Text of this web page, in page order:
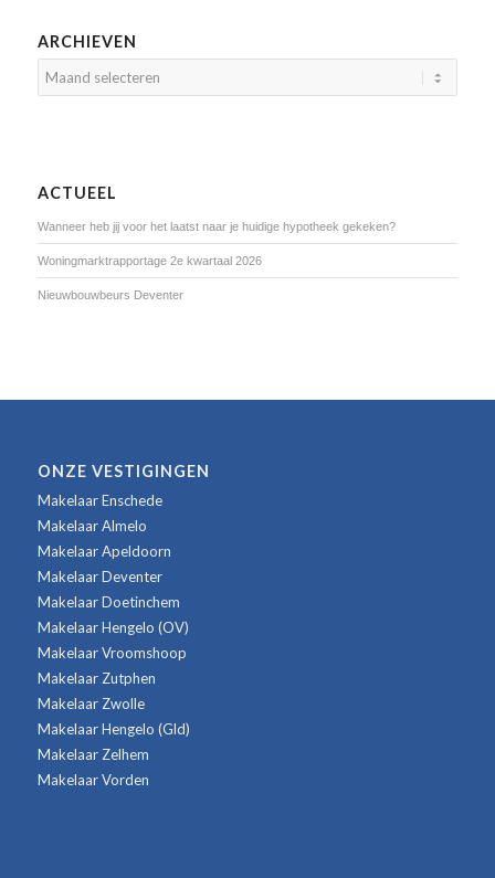
ARCHIEVEN
ACTUEEL
Wanneer heb jij voor het laatst naar je huidige hypotheek gekeken?
Woningmarktrapportage 2e kwartaal 2026
Nieuwbouwbeurs Deventer
ONZE VESTIGINGEN
Makelaar Enschede
Makelaar Almelo
Makelaar Apeldoorn
Makelaar Deventer
Makelaar Doetinchem
Makelaar Hengelo (OV)
Makelaar Vroomshoop
Makelaar Zutphen
Makelaar Zwolle
Makelaar Hengelo (Gld)
Makelaar Zelhem
Makelaar Vorden